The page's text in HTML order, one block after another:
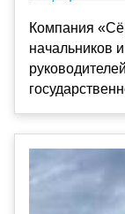
Компания
начальников